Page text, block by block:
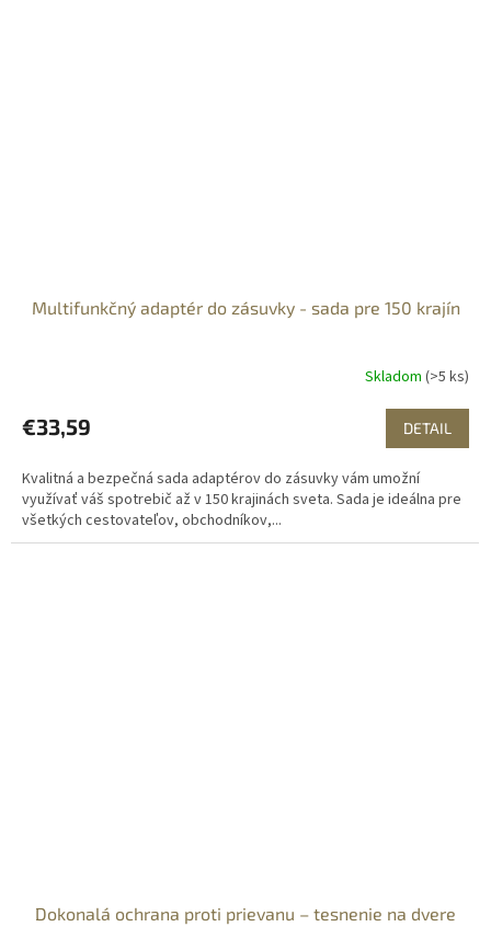
Multifunkčný adaptér do zásuvky - sada pre 150 krajín
Skladom (>5 ks)
€33,59 DETAIL
Kvalitná a bezpečná sada adaptérov do zásuvky vám umožní
využívať váš spotrebič až v 150 krajinách sveta. Sada je ideálna pre
všetkých cestovateľov, obchodníkov,...
Dokonalá ochrana proti prievanu – tesnenie na dvere